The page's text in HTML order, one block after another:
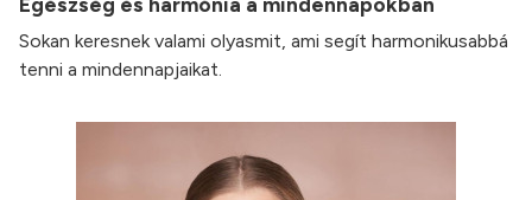
Sokan keresnek valami olyasmit, ami segít harmonikusabbá
tenni a mindennapjaikat.